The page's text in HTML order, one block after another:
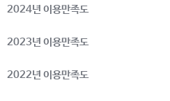
2024년 이용만족도
2023년 이용만족도
2022년 이용만족도